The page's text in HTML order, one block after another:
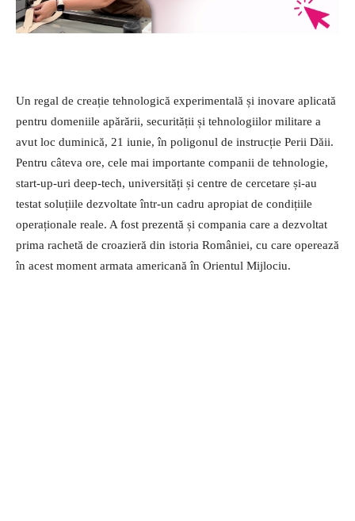
Un regal de creație tehnologică experimentală și inovare aplicată
pentru domeniile apărării, securității și tehnologiilor militare a
avut loc duminică, 21 iunie, în poligonul de instrucție Perii Dăii.
Pentru câteva ore, cele mai importante companii de tehnologie,
start-up-uri deep-tech, universități și centre de cercetare și-au
testat soluțiile dezvoltate într-un cadru apropiat de condițiile
operaționale reale. A fost prezentă și compania care a dezvoltat
prima rachetă de croazieră din istoria României, cu care operează
în acest moment armata americană în Orientul Mijlociu.